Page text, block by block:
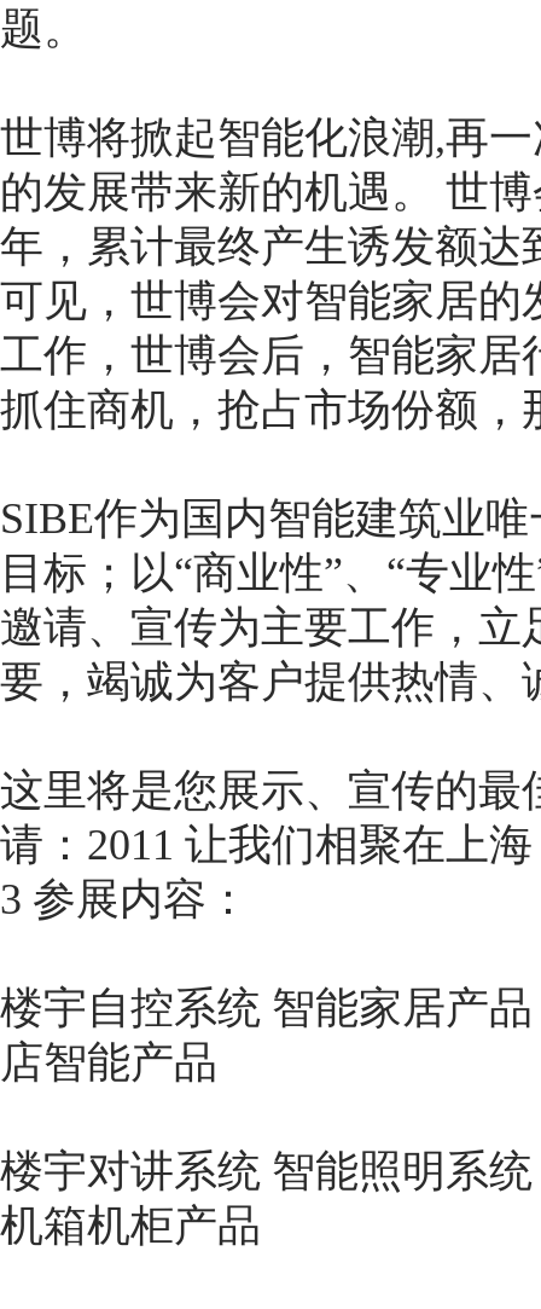
题。
世博将掀起智能化浪潮,再
的发展带来新的机遇。 世
年，累计最终产生诱发额达
可见，世博会对智能家居
工作，世博会后，智能家
抓住商机，抢占市场份额
SIBE作为国内智能建筑业
目标；以“商业性”、“专业
邀请、宣传为主要工作，
要，竭诚为客户提供热情、
这里将是您展示、宣传的
请：2011 让我们相聚在上
3 参展内容：
楼宇自控系统 智能家居产
店智能产品
楼宇对讲系统 智能照明系
机箱机柜产品